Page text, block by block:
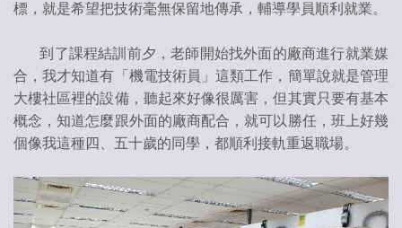
標，就是希望把技術毫無保留地傳承，輔導學員順利就業。
到了課程結訓前夕，老師開始找外面的廠商進行就業媒
合，我才知道有「機電技術員」這類工作，簡單說就是管理
大樓社區裡的設備，聽起來好像很厲害，但其實只要有基本
概念，知道怎麼跟外面的廠商配合，就可以勝任，班上好幾
個像我這種四、五十歲的同學，都順利接軌重返職場。